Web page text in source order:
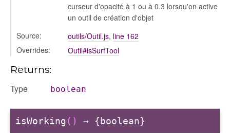
curseur d'opacité à 1 ou à 0.3 lorsqu'on active
un outil de création d'objet
Source:
outils/Outil.js, line 162
Overrides:
Outil#isSurfTool
Returns:
Type boolean
isWorking() → {boolean}